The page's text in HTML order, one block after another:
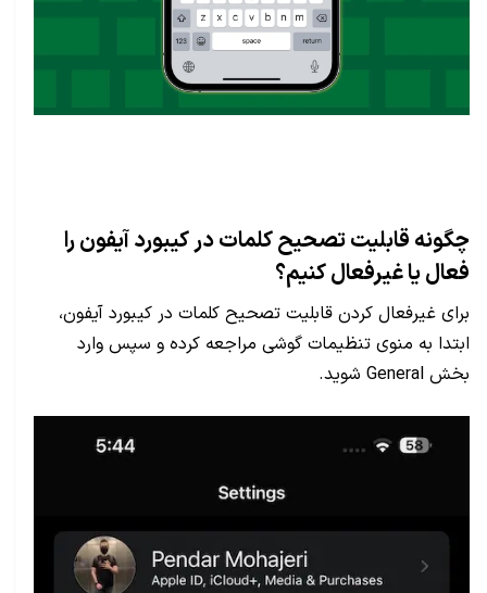
چگونه قابلیت تصحیح کلمات در کیبورد آیفون را
فعال یا غیرفعال کنیم؟
برای غیرفعال کردن قابلیت تصحیح کلمات در کیبورد آیفون،
ابتدا به منوی تنظیمات گوشی مراجعه کرده و سپس وارد
بخش General شوید.